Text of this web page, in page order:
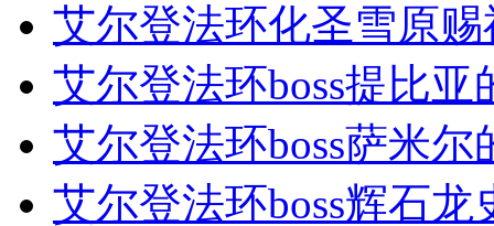
艾尔登法环化圣雪原
艾尔登法环boss提比
艾尔登法环boss萨米
艾尔登法环boss辉石